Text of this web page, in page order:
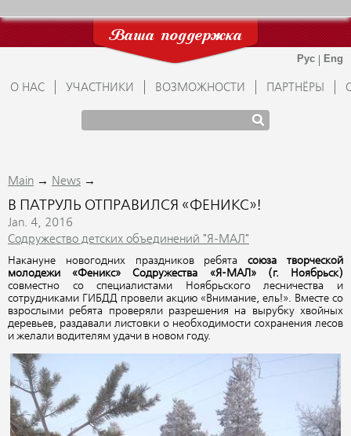
Ваша поддержка
О НАС УЧАСТНИКИ ВОЗМОЖНОСТИ ПАРТНЁРЫ
Main → News →
В ПАТРУЛЬ ОТПРАВИЛСЯ «ФЕНИКС»!
Jan. 4, 2016
Содружество детских объединений "Я-МАЛ"
Накануне новогодних праздников ребятасоюза творческой
молодежи «Феникс» Содружества «Я-МАЛ» (г. Ноябрьск)
совместно со специалистами Ноябрьского лесничества и
сотрудниками ГИБДД провели акцию «Внимание, ель!». Вместе со
взрослыми ребята проверяли разрешения на вырубку хвойных
деревьев, раздавали листовки о необходимости сохранения лесов
и желали водителям удачи в новом году.